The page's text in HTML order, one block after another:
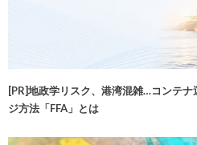
[PR]地政学リスク、港湾混雑…コンテ
ジ方法「FFA」とは